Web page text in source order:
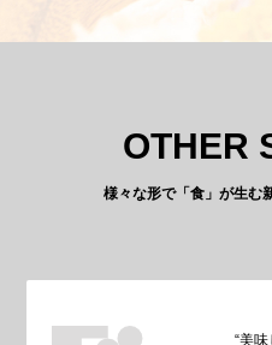
OTHER
様々な形で「食」が生む
“美